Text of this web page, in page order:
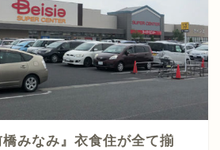
橋みなみ』衣食住が全て揃